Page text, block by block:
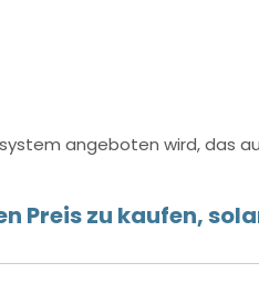
angeboten wird, das
Preis zu kaufen,